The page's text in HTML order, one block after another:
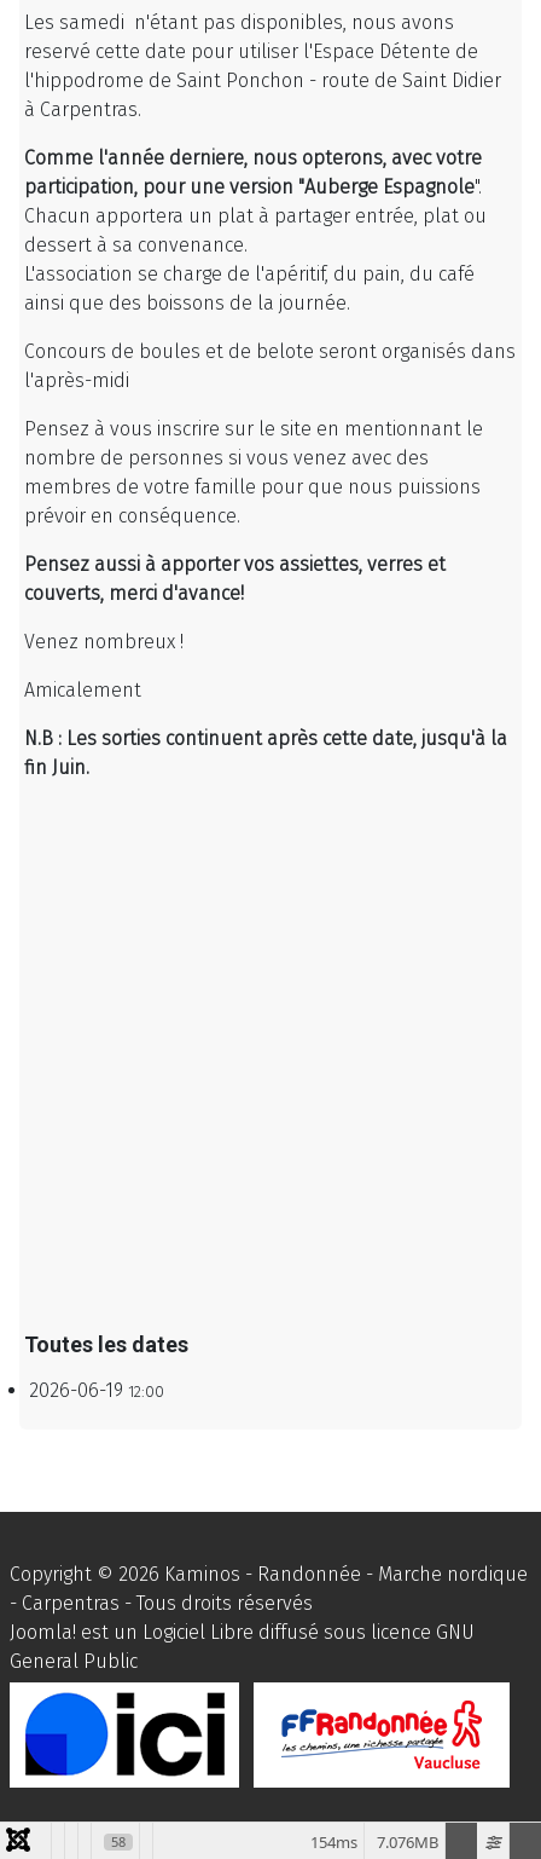
Les samedi n'étant pas disponibles, nous avons
reservé cette date pour utiliser l'Espace Détente de
l'hippodrome de Saint Ponchon - route de Saint Didier
à Carpentras.
Comme l'année derniere, nous opterons, avec votre
participation, pour une version "Auberge Espagnole".
Chacun apportera un plat à partager entrée, plat ou
dessert à sa convenance.
L'association se charge de l'apéritif, du pain, du café
ainsi que des boissons de la journée.
Concours de boules et de belote seront organisés dans
l'après-midi
Pensez à vous inscrire sur le site en mentionnant le
nombre de personnes si vous venez avec des
membres de votre famille pour que nous puissions
prévoir en conséquence.
Pensez aussi à apporter vos assiettes, verres et
couverts, merci d'avance!
Venez nombreux !
Amicalement
N.B : Les sorties continuent après cette date, jusqu'à la
fin Juin.
Toutes les dates
2026-06-1912:00
Copyright © 2026 Kaminos - Randonnée - Marche nordique
- Carpentras - Tous droits réservés
Joomla! est un Logiciel Libre diffusé sous licence GNU
General Public
58 7.076MB
154ms